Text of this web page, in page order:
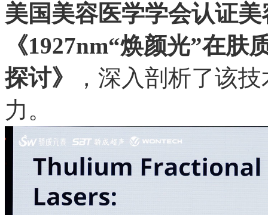
美国美容医学学会认证
《1927nm“焕颜光”在
探讨》
，深入剖析了该
力。